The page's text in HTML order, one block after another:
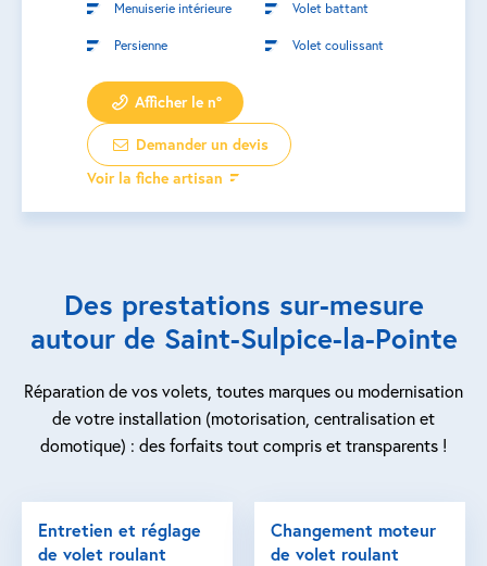
Menuiserie intérieure Volet battant
Persienne Volet coulissant
Afficher le n°
Demander un devis
Voir la fiche artisan
Des prestations sur-mesure
autour de Saint-Sulpice-la-Pointe
Réparation de vos volets, toutes marques ou modernisation
de votre installation (motorisation, centralisation et
domotique) : des forfaits tout compris et transparents !
Entretien et réglage
de volet roulant
Changement moteur
de volet roulant